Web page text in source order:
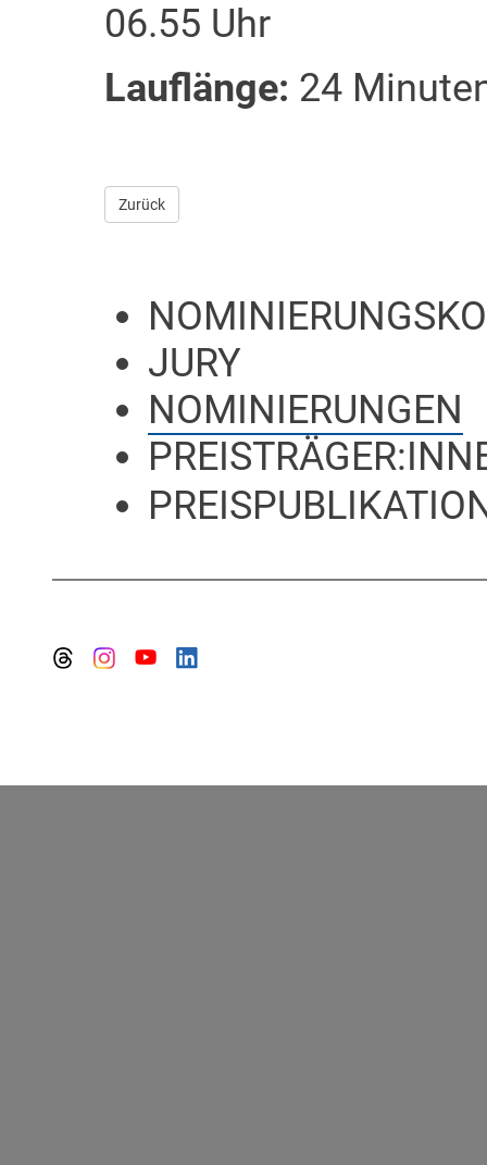
06.55 Uhr
Lauflänge: 24
Zurück
JURY
NOMINIERUNGEN